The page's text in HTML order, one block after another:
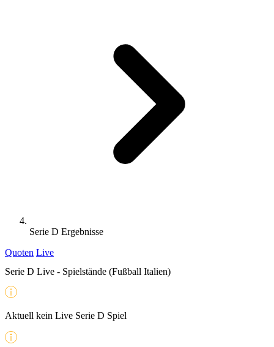
Serie D Ergebnisse
Quoten Live
Serie D Live - Spielstände (Fußball Italien)
Aktuell kein Live Serie D Spiel